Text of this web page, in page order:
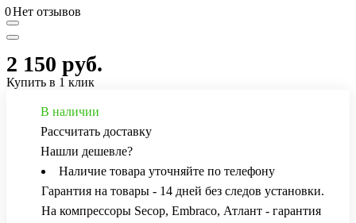
0Нет отзывов
2 150 руб.
Купить в 1 клик
В наличии
Рассчитать доставку
Нашли дешевле?
Наличие товара уточняйте по телефону
Гарантия на товары - 14 дней без следов установки.
На компрессоры Secop, Embraco, Атлант - гарантия